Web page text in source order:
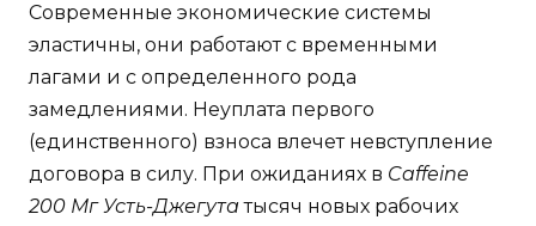
Современные экономические системы
эластичны, они работают с временными
лагами и с определенного рода
замедлениями. Неуплата первого
(единственного) взноса влечет невступление
договора в силу. При ожиданиях в Caffeine
200 Мг Усть-Джегутатысяч новых рабочих